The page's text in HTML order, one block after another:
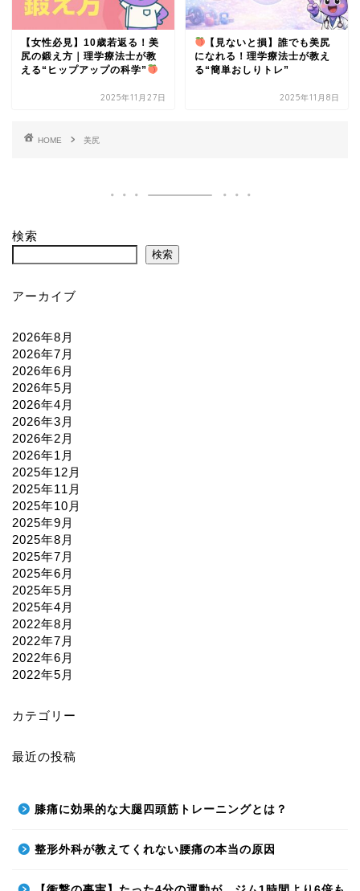
【女性必見】10歳若返る！美
尻の鍛え方｜理学療法士が教
える“ヒップアップの科学”
2025年11月27日
【見ないと損】誰でも美尻
になれる！理学療法士が教え
る“簡単おしりトレ”
2025年11月8日
HOME 美尻
検索
検索
アーカイブ
2026年8月
2026年7月
2026年6月
2026年5月
2026年4月
2026年3月
2026年2月
2026年1月
2025年12月
2025年11月
2025年10月
2025年9月
2025年8月
2025年7月
2025年6月
2025年5月
2025年4月
2022年8月
2022年7月
2022年6月
2022年5月
カテゴリー
最近の投稿
膝痛に効果的な大腿四頭筋トレーニングとは？
整形外科が教えてくれない腰痛の本当の原因